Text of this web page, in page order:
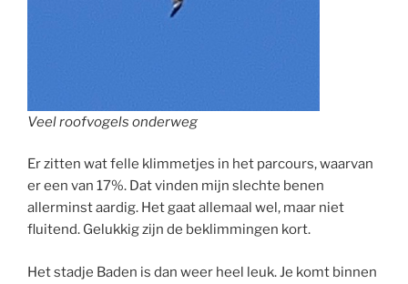
Veel roofvogels onderweg
Er zitten wat felle klimmetjes in het parcours, waarvan
er een van 17%. Dat vinden mijn slechte benen
allerminst aardig. Het gaat allemaal wel, maar niet
fluitend. Gelukkig zijn de beklimmingen kort.
Het stadje Baden is dan weer heel leuk. Je komt binnen